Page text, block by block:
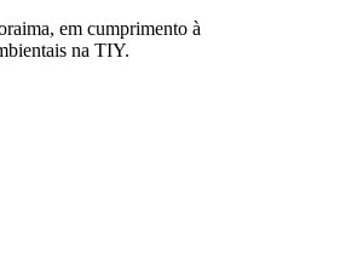
em cumprimento à
na TIY.